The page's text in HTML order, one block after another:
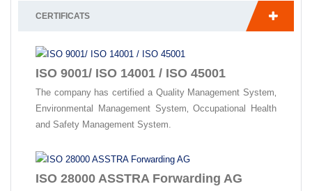
CERTIFICATS
ISO 9001/ ISO 14001 / ISO 45001
The company has certified a Quality Management System‚
Environmental Management System‚ Occupational Health
and Safety Management System.
ISO 28000 ASSTRA Forwarding AG